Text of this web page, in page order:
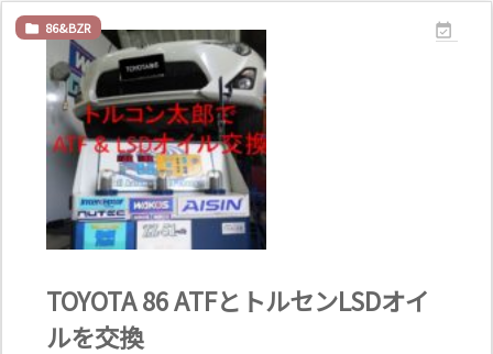

 86&BZR
TOYOTA 86 ATFとトルセンLSDオイ
ルを交換